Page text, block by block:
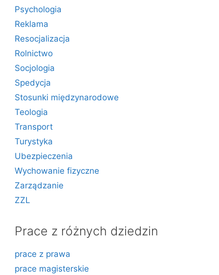
Psychologia
Reklama
Resocjalizacja
Rolnictwo
Socjologia
Spedycja
Stosunki międzynarodowe
Teologia
Transport
Turystyka
Ubezpieczenia
Wychowanie fizyczne
Zarządzanie
ZZL
Prace z różnych dziedzin
prace z prawa
prace magisterskie